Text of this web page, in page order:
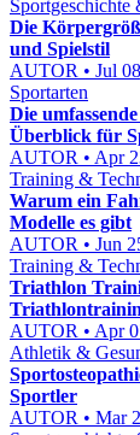
Die
und Spielstil
AUTOR • Jul
Sportarten
Die
Überblick für
AUTOR • Apr
Training &
Warum ein
Modelle es gibt
AUTOR • Jun
Training &
Triathlon
AUTOR • Apr
Athletik &
Sportler
AUTOR • Mar